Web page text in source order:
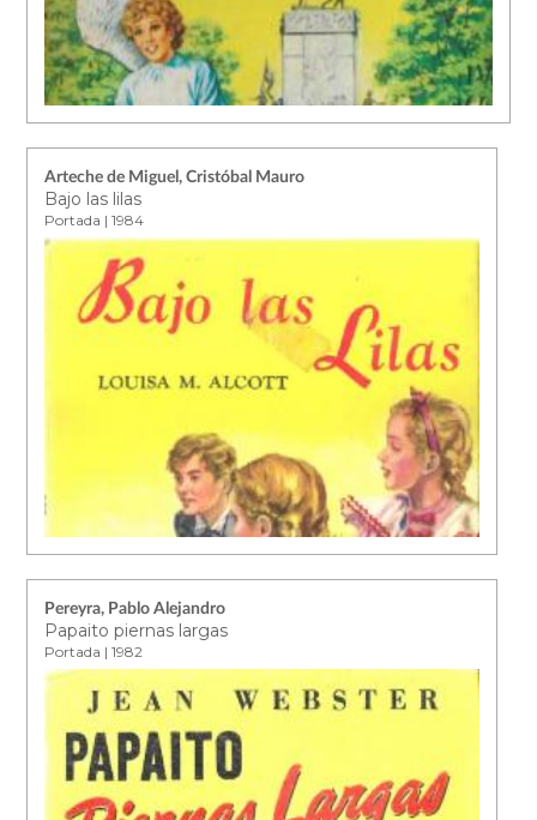
Arteche de Miguel, Cristóbal Mauro
Bajo las lilas
Portada | 1984
Pereyra, Pablo Alejandro
Papaito piernas largas
Portada | 1982